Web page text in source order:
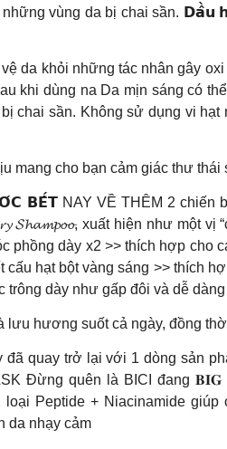
vùng da bị chai sần.
da khỏi những tác nhân gây
khi dùng na Da mịn sáng có
chai sần. Không sử dụng vi
cho bạn cảm giác thư thái
VỀ THÊM 2 chiến binh
𝓢𝓱𝓪𝓶𝓹𝓸𝓸, xuất hiện như một
phồng dày x2 >> thích hợp cho
hạt bột vàng sáng >> thích
dày như gấp đôi và dễ
hương suốt cả ngày, đồng
quay trở lại với 1 dòng sản
Đừng quên là BICI đang
Peptide + Niacinamide
da nhạy cảm